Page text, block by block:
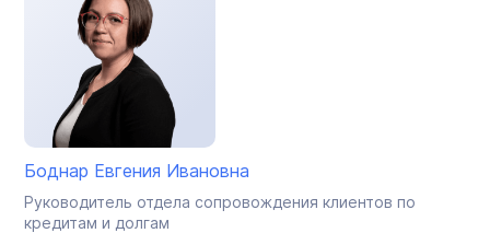
Боднар Евгения Ивановна
Руководитель отдела сопровождения клиентов по
кредитам и долгам